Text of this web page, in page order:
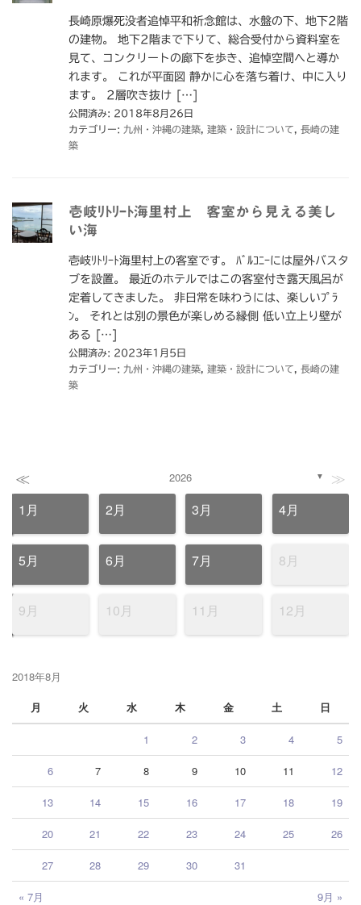
長崎原爆死没者追悼平和祈念館は、水盤の下、地下2階
の建物。 地下2階まで下りて、総合受付から資料室を
見て、コンクリートの廊下を歩き、追悼空間へと導か
れます。 これが平面図 静かに心を落ち着け、中に入り
ます。 2層吹き抜け […]
公開済み: 2018年8月26日
カテゴリー: 九州・沖縄の建築 建築・設計について
長崎の建
築
壱岐ﾘﾄﾘｰﾄ海里村上 客室から見える美し
い海
壱岐ﾘﾄﾘｰﾄ海里村上の客室です。 ﾊﾞﾙｺﾆｰには屋外バスタ
ブを設置。 最近のホテルではこの客室付き露天風呂が
定着してきました。 非日常を味わうには、楽しいﾌﾟﾗ
ﾝ。 それとは別の景色が楽しめる縁側 低い立上り壁が
ある […]
公開済み: 2023年1月5日
カテゴリー: 九州・沖縄の建築 建築・設計について
長崎の建
築
≪ 2026 ▼ ≫
1月 2月 3月 4月
5月 6月 7月 8月
9月 10月 11月 12月
2018年8月
月
火 水 木 金 土 日
« 7月 9月 »
1 2 3 4 5
6 7 8 9 10 11 12
13 14 15 16 17 18 19
20 21 22 23 24 25 26
27 28 29 30 31